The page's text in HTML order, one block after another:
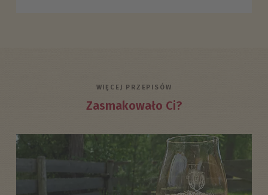
WIĘCEJ PRZEPISÓW
Zasmakowało Ci?